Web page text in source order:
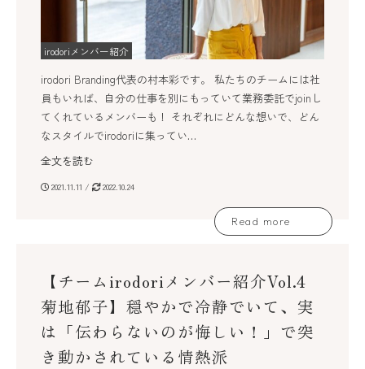
irodoriメンバー紹介
irodori Branding代表の村本彩です。 私たちのチームには社
員もいれば、自分の仕事を別にもっていて業務委託でjoinし
てくれているメンバーも！ それぞれにどんな想いで、どん
なスタイルでirodoriに集ってい…
全文を読む
2021.11.11 / 2022.10.24
Read more
【チームirodoriメンバー紹介Vol.4
菊地郁子】穏やかで冷静でいて、実
は「伝わらないのが悔しい！」で突
き動かされている情熱派